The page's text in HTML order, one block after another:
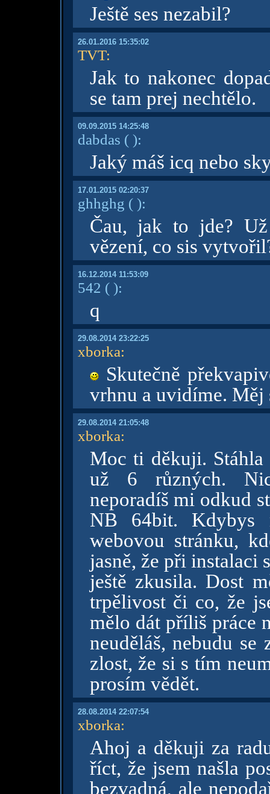
Ještě ses nezabil?
26.01.2016 15:35:02
TVT:
Jak to nakonec
se tam prej nechtělo.
09.09.2015 14:25:48
dabdas ( ):
Jaký máš icq nebo
17.01.2015 02:20:37
ghhghg ( ):
Čau, jak to jde?
vězení, co sis
16.12.2014 11:53:09
542 ( ):
q
29.08.2014 23:22:25
xborka:
Skutečně
vrhnu a uvidíme. Měj
29.08.2014 21:05:48
xborka:
Moc ti děkuji.
už 6 různých.
neporadíš mi odkud
NB 64bit.
webovou stránku,
jasně, že při instalaci
ještě zkusila. Dost
trpělivost či co, že
mělo dát příliš práce
neuděláš, nebudu se
zlost, že si s tím
prosím vědět.
28.08.2014 22:07:54
xborka:
Ahoj a děkuji za
říct, že jsem našla
bezvadná, ale